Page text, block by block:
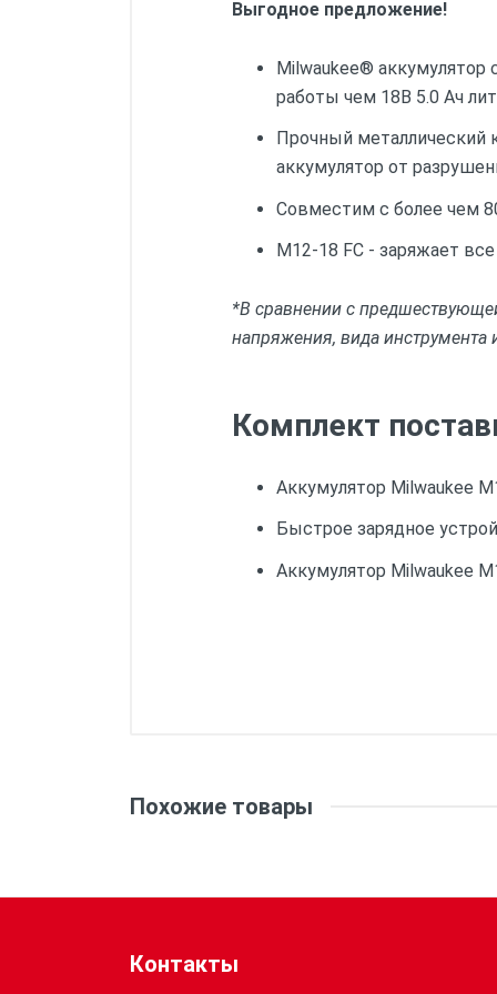
Выгодное предложение!
Milwaukee®
работы чем 18В 5.0 Aч
Прочный металлический
аккумулятор от
Совместим с более чем
M12-18 FC - заряжает
*В сравнении с
напряжения, вида инструмента
Комплект
Аккумулятор Milwaukee
Быстрое зарядное
Аккумулятор Milwaukee
Похожие товары
Контакты